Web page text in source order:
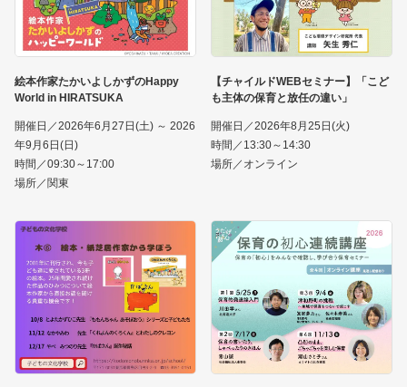
絵本作家たかいよしかずのHappy
World in HIRATSUKA
開催日／2026年6月27日(土) ～ 2026
年9月6日(日)
時間／09:30～17:00
場所／関東
【チャイルドWEBセミナー】「こど
も主体の保育と放任の違い」
開催日／2026年8月25日(火)
時間／13:30～14:30
場所／オンライン